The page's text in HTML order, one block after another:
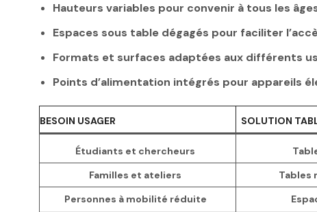
Hauteurs variables pour convenir à tous les
Espaces sous table dégagés pour faciliter
Formats et surfaces adaptées aux différents
Points d’alimentation intégrés pour appareils
BESOIN USAGER SOLUTION
Étudiants et chercheurs
Familles et ateliers
Tables
Personnes à mobilité réduite